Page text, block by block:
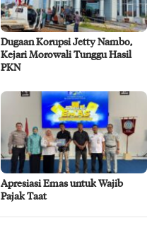
Dugaan Korupsi Jetty Nambo,
Kejari Morowali Tunggu Hasil
PKN
Apresiasi Emas untuk Wajib
Pajak Taat